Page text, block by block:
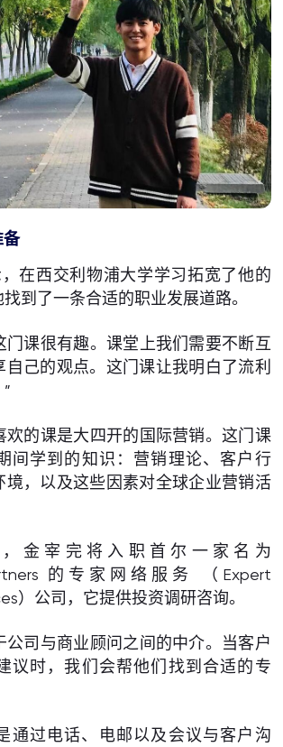
备
在西交利物浦大学学习拓宽了他的
到了一条合适的职业发展道路。
门课很有趣。课堂上我们需要不断互
己的观点。这门课让我明白了流利
欢的课是大四开的国际营销。这门课
间学到的知识：营销理论、客户行
境，以及这些因素对全球企业营销活
金宰完将入职首尔一家名为
的专家网络服务 （Expert
）公司，它提供投资调研咨询。
公司与商业顾问之间的中介。当客户
议时，我们会帮他们找到合适的专
通过电话、电邮以及会议与客户沟